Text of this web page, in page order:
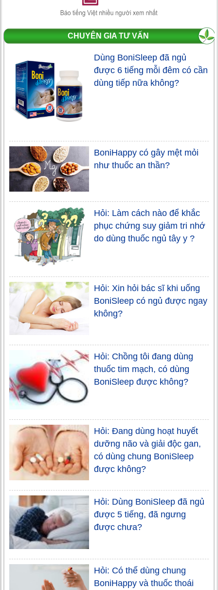
CHUYÊN GIA TƯ VẤN
Dùng BoniSleep đã ngủ
được 6 tiếng mỗi đêm có cần
dùng tiếp nữa không?
BoniHappy có gây mệt mỏi
như thuốc an thần?
Hỏi: Làm cách nào để khắc
phục chứng suy giảm tri nhớ
do dùng thuốc ngủ tây y ?
Hỏi: Xin hỏi bác sĩ khi uống
BoniSleep có ngủ được ngay
không?
Hỏi: Chồng tôi đang dùng
thuốc tim mạch, có dùng
BoniSleep được không?
Hỏi: Đang dùng hoạt huyết
dưỡng não và giải độc gan,
có dùng chung BoniSleep
được không?
Hỏi: Dùng BoniSleep đã ngủ
được 5 tiếng, đã ngưng
được chưa?
Hỏi: Có thể dùng chung
BoniHappy và thuốc thoái